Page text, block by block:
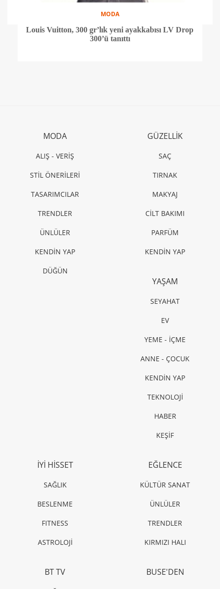
MODA
Louis Vuitton, 300 gr’lık yeni ayakkabısı LV Drop
300’ü tanıttı
MODA
ALIŞ - VERİŞ
STİL ÖNERİLERİ
TASARIMCILAR
TRENDLER
ÜNLÜLER
KENDİN YAP
DÜĞÜN
GÜZELLİK
SAÇ
TIRNAK
MAKYAJ
CİLT BAKIMI
PARFÜM
KENDİN YAP
YAŞAM
SEYAHAT
EV
YEME - İÇME
ANNE - ÇOCUK
KENDİN YAP
TEKNOLOJİ
HABER
KEŞİF
İYİ HİSSET
SAĞLIK
BESLENME
FITNESS
ASTROLOJİ
EĞLENCE
KÜLTÜR SANAT
ÜNLÜLER
TRENDLER
KIRMIZI HALI
BT TV BUSE'DEN